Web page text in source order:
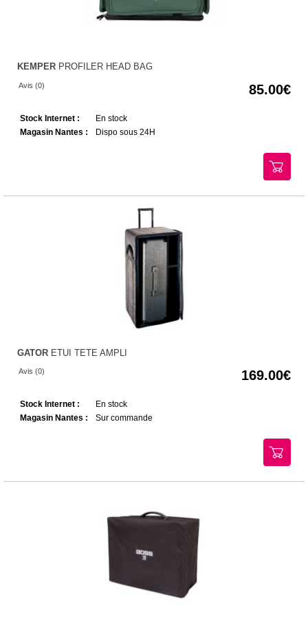
KEMPER PROFILER HEAD BAG
Avis (0) 85.00
Stock Internet :
En stock
Magasin Nantes :
Dispo sous 24H
GATOR ETUI TETE AMPLI
Avis (0) 169.00
Stock Internet :
En stock
Magasin Nantes :
Sur commande